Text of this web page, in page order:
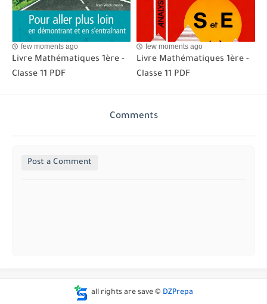
few moments ago
Livre Mathématiques 1ère -
Classe 11 PDF
few moments ago
Livre Mathématiques 1ère -
Classe 11 PDF
Comments
Post a Comment
all rights are save © DZPrepa